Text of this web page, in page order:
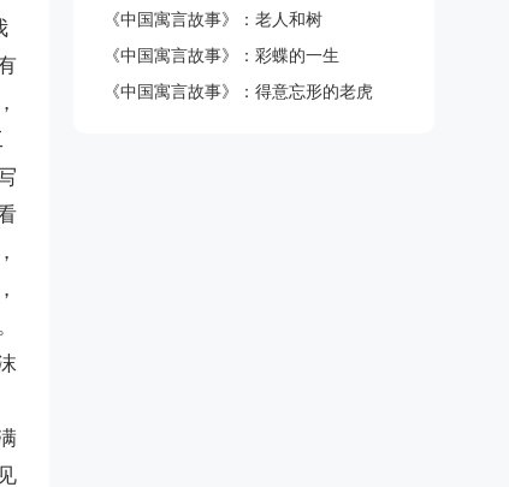
《中国寓言故事》：老人和树
《中国寓言故事》：彩蝶的一生
《中国寓言故事》：得意忘形的老虎